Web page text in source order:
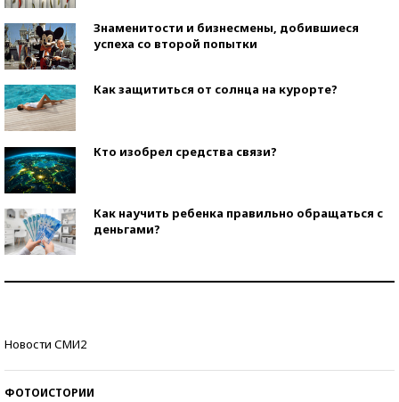
Знаменитости и бизнесмены, добившиеся
успеха со второй попытки
Как защититься от солнца на курорте?
Кто изобрел средства связи?
Как научить ребенка правильно обращаться с
деньгами?
Новости СМИ2
ФОТОИСТОРИИ